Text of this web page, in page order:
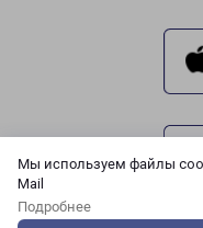
Мы используем файлы
Mail
Подробнее